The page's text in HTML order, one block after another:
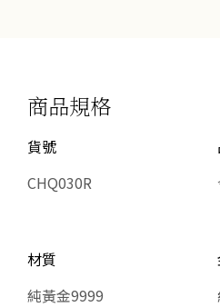
商品規格
貨號
CHQ030R
材質
純黃金9999